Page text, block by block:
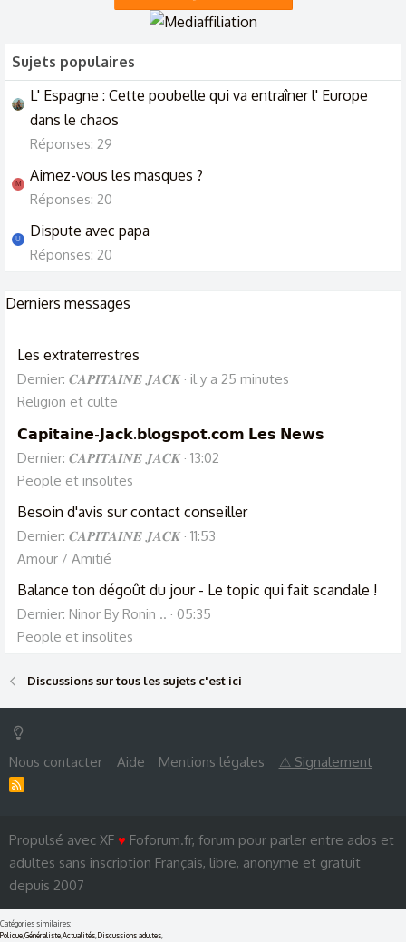
Sujets populaires
L' Espagne : Cette poubelle qui va entraîner l' Europe
dans le chaos
Réponses: 29
M Aimez-vous les masques ?
Réponses: 20
U Dispute avec papa
Réponses: 20
Derniers messages
Les extraterrestres
Dernier: 𝑪𝑨𝑷𝑰𝑻𝑨𝑰𝑵𝑬 𝑱𝑨𝑪𝑲 il y a 25 minutes
Religion et culte
𝗖𝗮𝗽𝗶𝘁𝗮𝗶𝗻𝗲-𝗝𝗮𝗰𝗸.𝗯𝗹𝗼𝗴𝘀𝗽𝗼𝘁.𝗰𝗼𝗺 𝗟𝗲𝘀 𝗡𝗲𝘄𝘀
Dernier: 𝑪𝑨𝑷𝑰𝑻𝑨𝑰𝑵𝑬 𝑱𝑨𝑪𝑲 13:02
People et insolites
Besoin d'avis sur contact conseiller
Dernier: 𝑪𝑨𝑷𝑰𝑻𝑨𝑰𝑵𝑬 𝑱𝑨𝑪𝑲 11:53
Amour / Amitié
Balance ton dégoût du jour - Le topic qui fait scandale !
Dernier: Ninor By Ronin ..
05:35
People et insolites
Discussions sur tous les sujets c'est ici
Nous contacter Aide Mentions légales ⚠ Signalement
Propulsé avec XF ♥ Foforum.fr, forum pour parler entre ados et
adultes sans inscription Français, libre, anonyme et gratuit
depuis 2007
Catégories similaires:
Polique Généraliste Actualités Discussions adultes